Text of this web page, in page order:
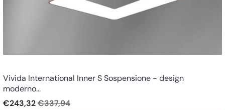
Vivida International Inner S Sospensione - design
moderno...
€243,32€337,94